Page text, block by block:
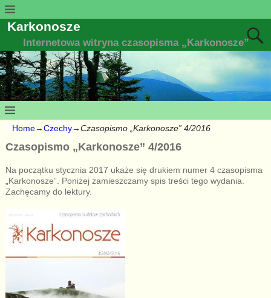
Karkonosze
Internetowa witryna czasopisma „Karkonosze”
Home→Czechy→Czasopismo „Karkonosze” 4/2016
Czasopismo „Karkonosze” 4/2016
Na początku stycznia 2017 ukaże się drukiem numer 4 czasopisma
„Karkonosze”. Poniżej zamieszczamy spis treści tego wydania.
Zachęcamy do lektury.